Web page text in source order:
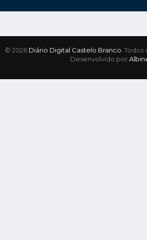
© 2026 Diário Digital Castelo Branco. Todos
Desenvolvido por